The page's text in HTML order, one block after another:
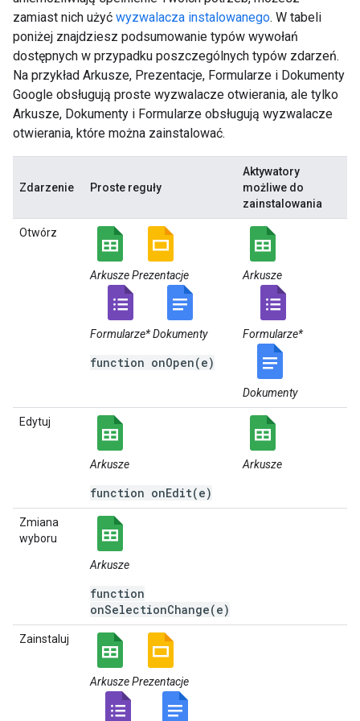
zamiast nich użyć wyzwalacza instalowanego. W tabeli
poniżej znajdziesz podsumowanie typów wywołań
dostępnych w przypadku poszczególnych typów zdarzeń.
Na przykład Arkusze, Prezentacje, Formularze i Dokumenty
Google obsługują proste wyzwalacze otwierania, ale tylko
Arkusze, Dokumenty i Formularze obsługują wyzwalacze
otwierania, które można zainstalować.
Zdarzenie Proste reguły
Aktywatory
możliwe do
zainstalowania
Otwórz
ArkuszePrezentacje
Formularze*Dokumenty
function onOpen(e)
Arkusze
Formularze*
Dokumenty
Edytuj
Arkusze
function onEdit(e)
Arkusze
Zmiana
wyboru
Arkusze
function
onSelectionChange(e)
Zainstaluj
ArkuszePrezentacje